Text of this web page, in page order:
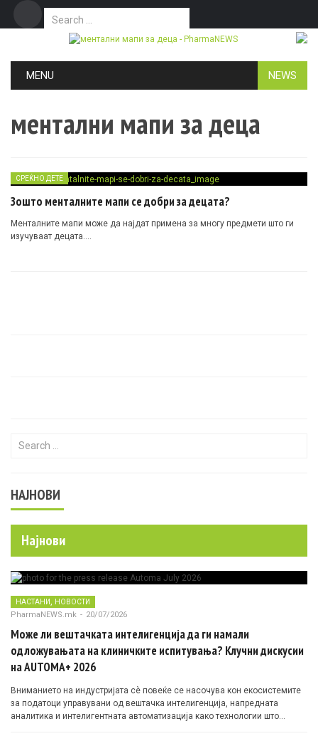
Search for:
MENU NEWS
ментални мапи за деца
СРЕЌНО ДЕТЕ
Зошто менталните мапи се добри за децата?
Менталните мапи може да најдат примена за многу предмети што ги
изучуваат децата….
Search for:
НАЈНОВИ
Најнови
НАСТАНИ НОВОСТИ
PharmaNEWS.mk - 20/07/2026
Може ли вештачката интелигенција да ги намали
одложувањата на клиничките испитувања? Клучни дискусии
на AUTOMA+ 2026
Вниманието на индустријата сè повеќе се насочува кон екосистемите
за податоци управувани од вештачка интелигенција, напредната
аналитика и интелигентната автоматизација како технологии што